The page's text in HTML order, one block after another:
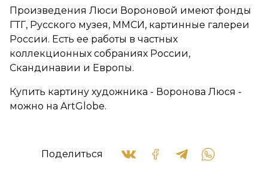
Произведения Люси Вороновой имеют фонды
ГТГ, Русского музея, ММСИ, картинные галереи
России. Есть ее работы в частных
коллекционных собраниях России,
Скандинавии и Европы.
Купить картину художника - Воронова Люся -
можно на ArtGlobe.
Поделиться